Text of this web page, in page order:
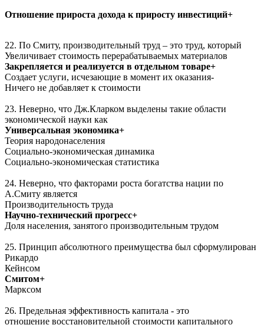
Отношение прироста дохода к приросту инвестиций+
22. По Смиту, производительный труд – это труд, который
Увеличивает стоимость перерабатываемых материалов
Закрепляется и реализуется в отдельном товаре+
Создает услуги, исчезающие в момент их оказания-
Ничего не добавляет к стоимости
23. Неверно, что Дж.Кларком выделены такие области
экономической науки как
Универсальная экономика+
Теория народонаселения
Социально-экономическая динамика
Социально-экономическая статистика
24. Неверно, что факторами роста богатства нации по
А.Смиту является
Производительность труда
Научно-технический прогресс+
Доля населения, занятого производительным трудом
25. Принцип абсолютного преимущества был сформулирован
Рикардо
Кейнсом
Смитом+
Марксом
26. Предельная эффективность капитала - это
отношение восстановительной стоимости капитального